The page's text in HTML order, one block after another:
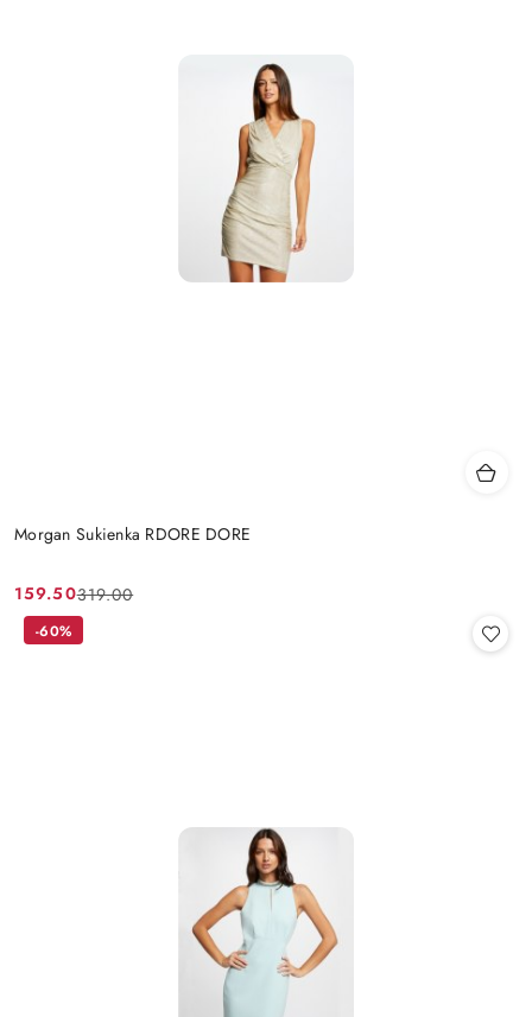
Morgan Sukienka RDORE DORE
Cena
promocyjna:
159.50
Cena
przed
319.00
-60%